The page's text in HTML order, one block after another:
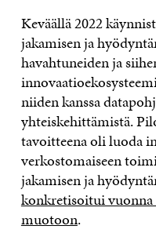
Keväällä 2022
jakamisen ja
havahtuneiden ja
niiden kanssa
yhteiskehittämistä.
tavoitteena oli luoda
verkostomaiseen
jakamisen ja
konkretisoitui
muotoon.